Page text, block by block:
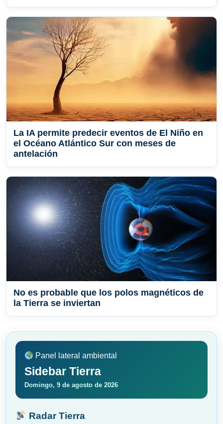
La IA permite predecir eventos de El Niño en
el Océano Atlántico Sur con meses de
antelación
No es probable que los polos magnéticos de
la Tierra se inviertan
Panel lateral ambiental
Sidebar Tierra
Domingo, 9 de agosto de 2026
Radar Tierra